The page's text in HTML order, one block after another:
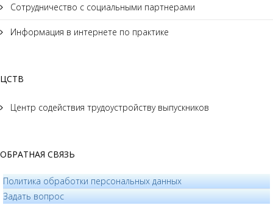
Сотрудничество с социальными партнерами
Информация в интернете по практике
ЦСТВ
Центр содействия трудоустройству выпускников
ОБРАТНАЯ СВЯЗЬ
Политика обработки персональных данных
­Задать вопрос